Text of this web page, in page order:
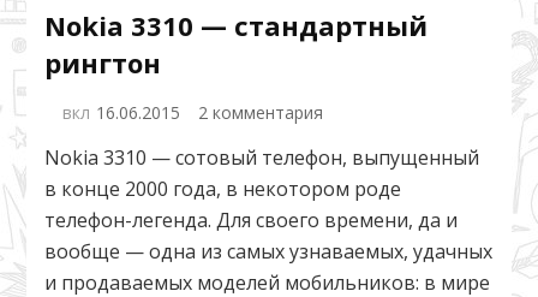
Nokia 3310 — стандартный
рингтон
вкл 16.06.2015 2 комментария
Nokia
3310
—
стандартный
рингтон
Nokia 3310 — сотовый телефон, выпущенный
в конце 2000 года, в некотором роде
телефон-легенда. Для своего времени, да и
вообще — одна из самых узнаваемых, удачных
и продаваемых моделей мобильников: в мире